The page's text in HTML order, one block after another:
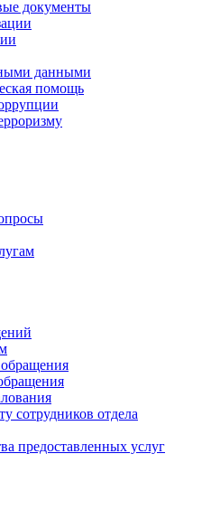
документы
данными
помощь
сотрудников отдела
предоставленных услуг